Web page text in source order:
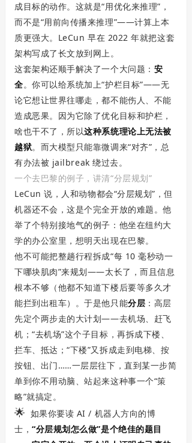
成目标的动作。这就是“用优化来推理”，
而不是“用前向传播来推理”——计算上本
质更强大。LeCun 早在 2022 年就把这套
架构写成了长文放到网上。
这套架构还顺手解决了一个大问题： 安
全。你可以给系统加上“护栏目标”——无
论它想让世界往哪走，都不能伤人、不能
造成恶果。因为它除了优化目标和护栏，
啥也干不了，所以这种系统理论上无法被
越狱。而大模型只能靠微调来“对齐”，总
有办法被 jailbreak 绕过去。
一个去巴黎的例子，讲清“分层规划”
LeCun 说，人和动物都会“分层规划”，但
机器还不会，这是个完全开放的难题。他
举了个特别接地气的例子：他坐在纽约大
学的办公室里，想明天出现在巴黎。
他不可能把整趟行程拆成“每 10 毫秒动一
下哪块肌肉”来规划——太长了，而且信息
根本不够（他都不知道下楼后要等多久才
能拦到出租车）。于是他只能分层 ：高层
先定个两步走的大计划——去机场、赶飞
机；“去机场”这个子目标，再拆成下楼、
拦车、抵达；“下楼”又拆成走到电梯、按
按钮、出门……一层层往下，直到某一步简
单到你不用动脑、站起来这种事一个“策
略”就搞定。
🌟 如果你要读 AI / 机器人方向的博
士，“分层规划怎么做”是个绝佳的题目